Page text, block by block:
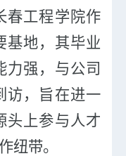
春工程学院作
基地，其毕业
力强，与公司
访，旨在进一
头上参与人才
纽带。